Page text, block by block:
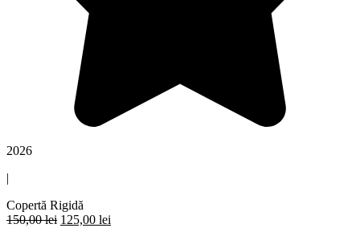
2026
|
Copertă Rigidă
150,00lei Prețul
125,00 lei